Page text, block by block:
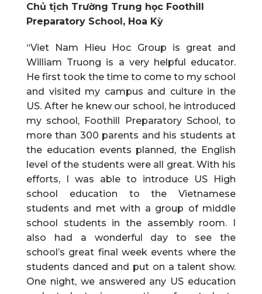
Chủ tịch Trường Trung học Foothill
Preparatory School, Hoa Kỳ
“Viet Nam Hieu Hoc Group is great and
William Truong is a very helpful educator.
He first took the time to come to my school
and visited my campus and culture in the
US. After he knew our school, he introduced
my school, Foothill Preparatory School, to
more than 300 parents and his students at
the education events planned, the English
level of the students were all great. With his
efforts, I was able to introduce US High
school education to the Vietnamese
students and met with a group of middle
school students in the assembly room. I
also had a wonderful day to see the
school’s great final week events where the
students danced and put on a talent show.
One night, we answered any US education